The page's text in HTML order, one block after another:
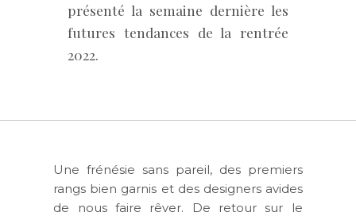
présenté la semaine dernière les
futures tendances de la rentrée
2022.
Une frénésie sans pareil, des premiers
rangs bien garnis et des designers avides
de nous faire rêver. De retour sur le